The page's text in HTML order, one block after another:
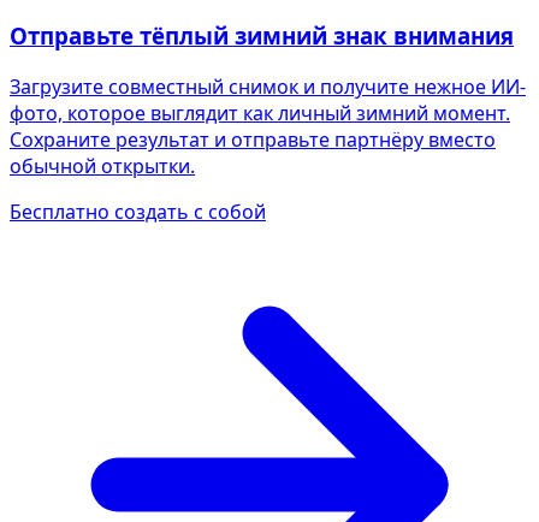
Отправьте тёплый зимний знак внимания
Загрузите совместный снимок и получите нежное ИИ-
фото, которое выглядит как личный зимний момент.
Сохраните результат и отправьте партнёру вместо
обычной открытки.
Бесплатно создать с собой